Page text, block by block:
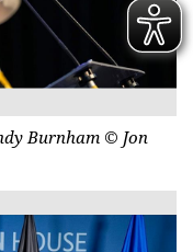
Burnham © Jon